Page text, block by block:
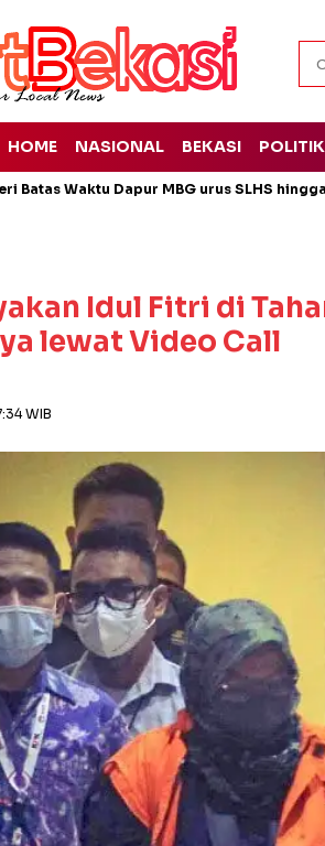
HOME NASIONAL BEKASI POLITIK
Batas Waktu Dapur MBG urus SLHS
Idul Fitri di
lewat Video Call
WIB